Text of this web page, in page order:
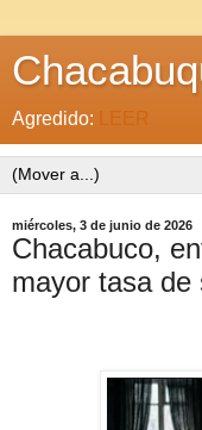
Agredido: LEER
miércoles, 3 de junio de 2026
Chacabuco,
mayor tasa de